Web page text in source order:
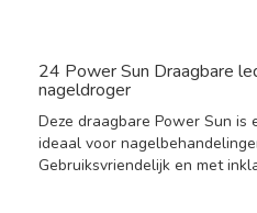
24 Power Sun Draagbare
nageldroger
Deze draagbare Power Sun
ideaal voor
Gebruiksvriendelijk en met